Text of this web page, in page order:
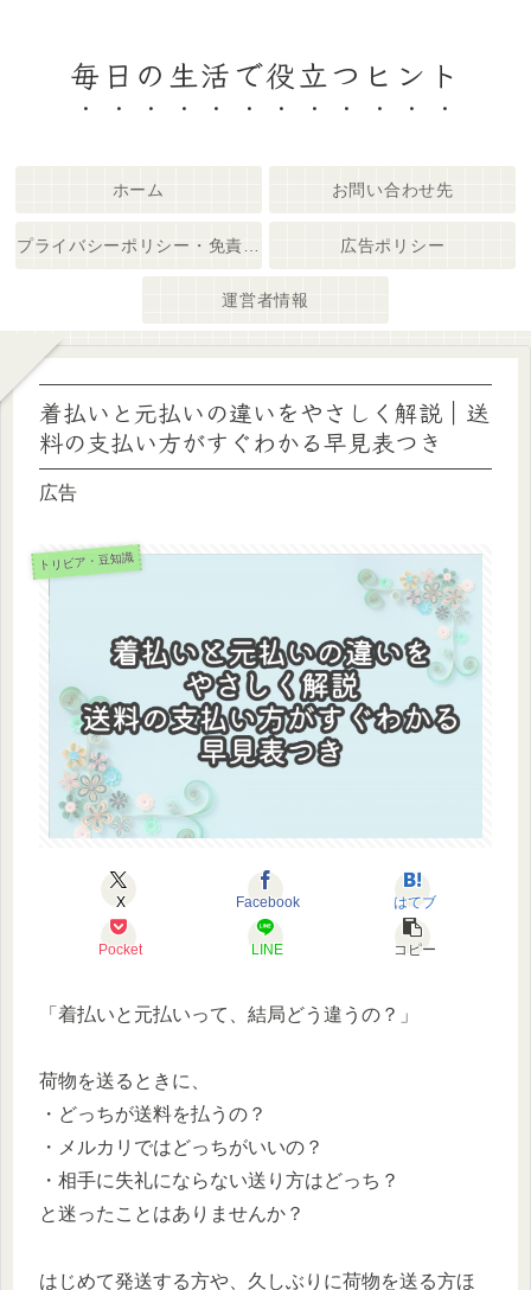
毎日の生活で役立つヒント
ホーム お問い合わせ先
広告ポリシー
運営者情報
着払いと元払いの違いをやさしく解説｜送
料の支払い方がすぐわかる早見表つき
広告
トリビア・豆知識
X Facebook はてブ
Pocket LINE コピー
「着払いと元払いって、結局どう違うの？」
荷物を送るときに、
・どっちが送料を払うの？
・メルカリではどっちがいいの？
・相手に失礼にならない送り方はどっち？
と迷ったことはありませんか？
はじめて発送する方や、久しぶりに荷物を送る方ほ